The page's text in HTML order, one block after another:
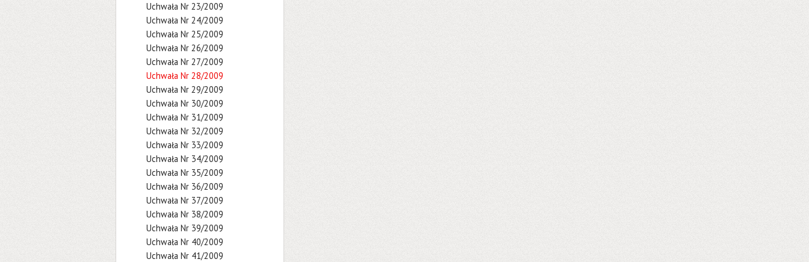
Uchwała Nr 23/2009
Uchwała Nr 24/2009
Uchwała Nr 25/2009
Uchwała Nr 26/2009
Uchwała Nr 27/2009
Uchwała Nr 28/2009
Uchwała Nr 29/2009
Uchwała Nr 30/2009
Uchwała Nr 31/2009
Uchwała Nr 32/2009
Uchwała Nr 33/2009
Uchwała Nr 34/2009
Uchwała Nr 35/2009
Uchwała Nr 36/2009
Uchwała Nr 37/2009
Uchwała Nr 38/2009
Uchwała Nr 39/2009
Uchwała Nr 40/2009
Uchwała Nr 41/2009